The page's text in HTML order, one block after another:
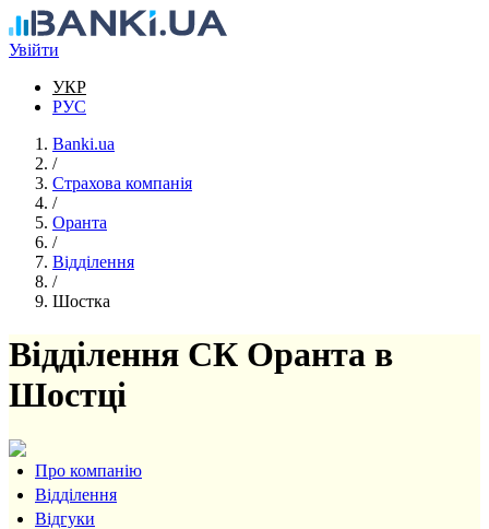
Перейти до основного вмісту
Увійти
УКР
РУС
Banki.ua
/
Страхова компанія
/
Оранта
/
Відділення
/
Шостка
Відділення СК Оранта в
Шостці
Про компанію
Відділення
Відгуки